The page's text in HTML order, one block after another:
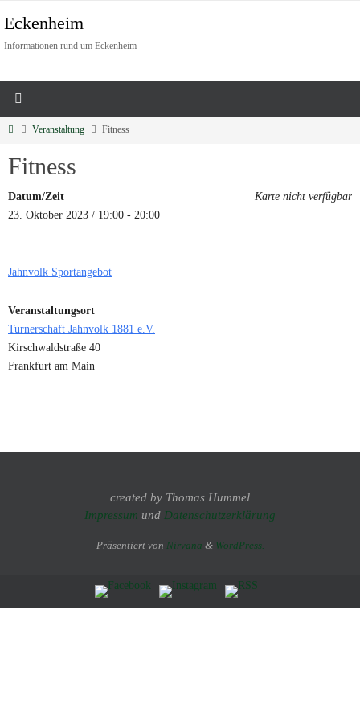
Eckenheim
Informationen rund um Eckenheim
Veranstaltung Fitness
Fitness
Karte nicht verfügbar
Datum/Zeit
23. Oktober 2023 / 19:00 - 20:00
Jahnvolk Sportangebot
Veranstaltungsort
Turnerschaft Jahnvolk 1881 e.V.
Kirschwaldstraße 40
Frankfurt am Main
created by Thomas Hummel
Impressum und Datenschutzerklärung
Präsentiert von Nirvana & WordPress.